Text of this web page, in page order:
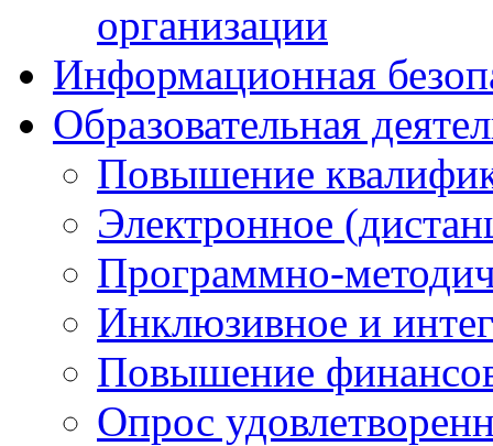
организации
Информационная
Образовательная
Повышение
Электронное
Программно-
Инклюзивное и
Повышение
Опрос